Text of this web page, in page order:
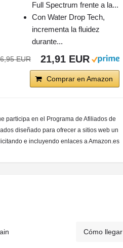
Full Spectrum frente a la...
Con Water Drop Tech,
incrementa la fluidez
durante...
EUR 21,91 EUR
Comprar en Amazon
participa en el Programa de Afiliados de
diseñado para ofrecer a sitios web un
e incluyendo enlaces a Amazon.es
Cómo llegar